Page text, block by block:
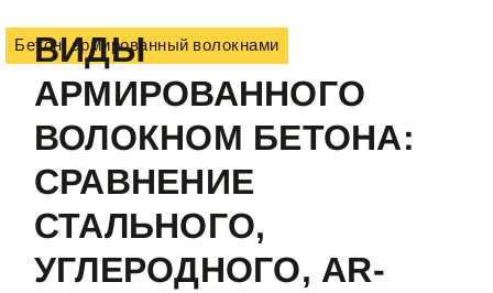
Бетон, армированный волокнами
ВИДЫ
АРМИРОВАННОГО
ВОЛОКНОМ БЕТОНА:
СРАВНЕНИЕ
СТАЛЬНОГО,
УГЛЕРОДНОГО, AR-